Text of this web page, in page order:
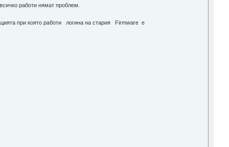
работи нямат проблем.
при която работи логина на стария Firmware e